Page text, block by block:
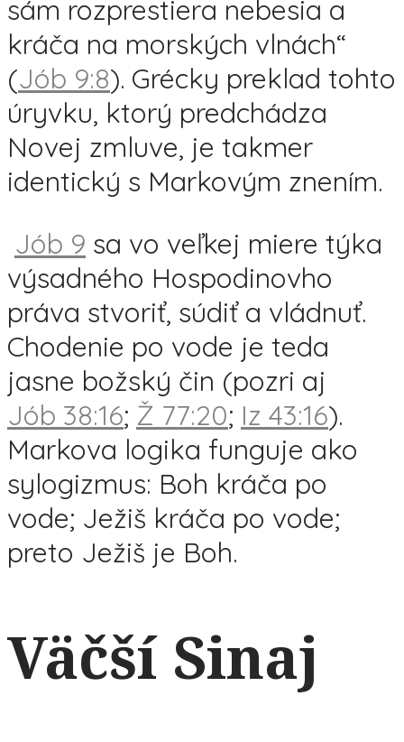
sám rozprestiera nebesia a
kráča na morských vlnách“
(Jób 9:8). Grécky preklad tohto
úryvku, ktorý predchádza
Novej zmluve, je takmer
identický s Markovým znením.
Jób 9 sa vo veľkej miere týka
výsadného Hospodinovho
práva stvoriť, súdiť a vládnuť.
Chodenie po vode je teda
jasne božský čin (pozri aj
Jób 38:16; Ž 77:20; Iz 43:16).
Markova logika funguje ako
sylogizmus: Boh kráča po
vode; Ježiš kráča po vode;
preto Ježiš je Boh.
Väčší Sinaj